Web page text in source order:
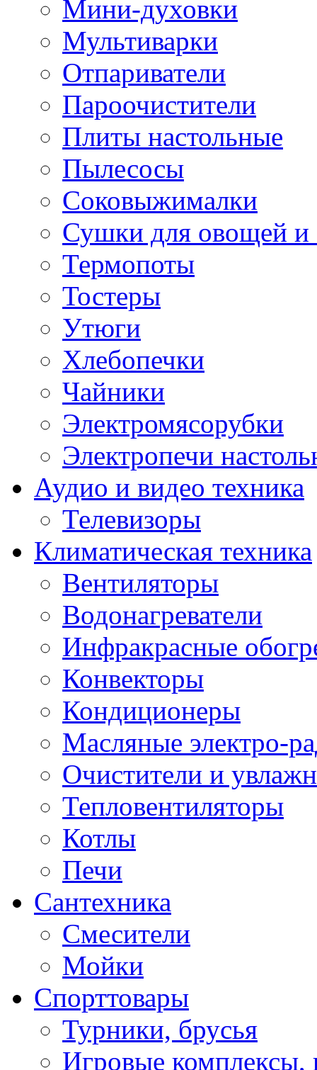
Мини-духовки
Мультиварки
Отпариватели
Пароочистители
Плиты настольные
Пылесосы
Соковыжималки
Сушки для овощей и
Термопоты
Тостеры
Утюги
Хлебопечки
Чайники
Электромясорубки
Электропечи
Аудио и видео техника
Телевизоры
Климатическая техника
Вентиляторы
Водонагреватели
Инфракрасные
Конвекторы
Кондиционеры
Масляные электро-
Очистители и
Тепловентиляторы
Котлы
Печи
Сантехника
Смесители
Мойки
Спорттовары
Турники, брусья
Игровые комплексы,